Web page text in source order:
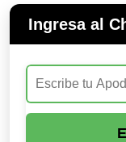
Ingresa al